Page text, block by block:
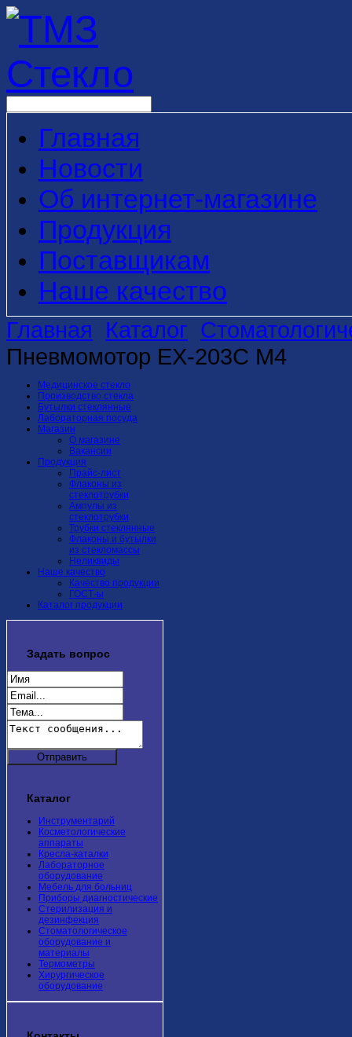
Главная
Новости
Об интернет-магазине
Продукция
Поставщикам
Наше качество
Главная Каталог
Пневмомотор EX-203C M4
Медицинское стекло
Производство стекла
Бутылки стеклянные
Лабораторная посуда
Магазин
О магазине
Вакансии
Продукция
Прайс-лист
Флаконы из
стеклотрубки
Ампулы из
стеклотрубки
Трубки стеклянные
Флаконы и бутылки
из стекломассы
Неликвиды
Наше качество
Качество продукции
ГОСТ-ы
Каталог продукции
Задать вопрос
Каталог
Инструментарий
Косметологические
аппараты
Кресла-каталки
Лабораторное
оборудование
Мебель для больниц
Приборы диагностические
Стерилизация и
дезинфекция
Стоматологическое
оборудование и
материалы
Термометры
Хирургическое
оборудование